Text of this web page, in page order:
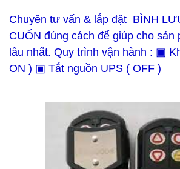
Chuyên tư vấn & lắp đặt BÌNH
CUỐN đúng cách để giúp cho sản
lâu nhất. Quy trình vận hành : ▣
ON ) ▣ Tắt nguồn UPS ( OFF )